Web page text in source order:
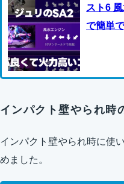
スト6
で簡単
インパクト壁やられ時
インパクト壁やられ時に使
めました。